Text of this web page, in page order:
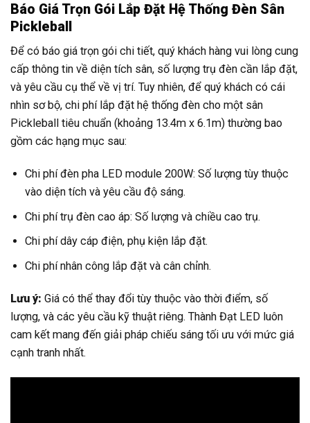
Báo Giá Trọn Gói Lắp Đặt Hệ Thống Đèn Sân
Pickleball
Để có báo giá trọn gói chi tiết, quý khách hàng vui lòng cung
cấp thông tin về diện tích sân, số lượng trụ đèn cần lắp đặt,
và yêu cầu cụ thể về vị trí. Tuy nhiên, để quý khách có cái
nhìn sơ bộ, chi phí lắp đặt hệ thống đèn cho một sân
Pickleball tiêu chuẩn (khoảng 13.4m x 6.1m) thường bao
gồm các hạng mục sau:
Chi phí đèn pha LED module 200W: Số lượng tùy thuộc
vào diện tích và yêu cầu độ sáng.
Chi phí trụ đèn cao áp: Số lượng và chiều cao trụ.
Chi phí dây cáp điện, phụ kiện lắp đặt.
Chi phí nhân công lắp đặt và cân chỉnh.
Lưu ý: Giá có thể thay đổi tùy thuộc vào thời điểm, số
lượng, và các yêu cầu kỹ thuật riêng. Thành Đạt LED luôn
cam kết mang đến giải pháp chiếu sáng tối ưu với mức giá
cạnh tranh nhất.